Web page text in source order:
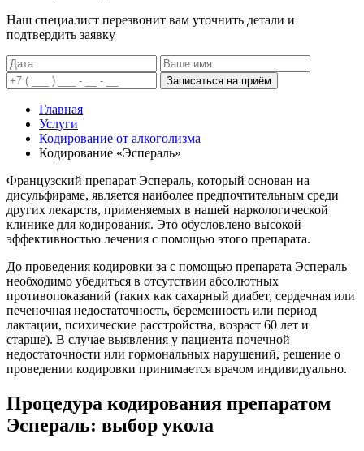
Наш специалист перезвонит вам уточнить детали и
подтвердить заявку
Записаться на приём
Главная
Услуги
Кодирование от алкоголизма
Кодирование «Эспераль»
Французский препарат Эспераль, который основан на
дисульфираме, является наиболее предпочтительным среди
других лекарств, применяемых в нашей наркологической
клинике для кодирования. Это обусловлено высокой
эффективностью лечения с помощью этого препарата.
До проведения кодировки за с помощью препарата Эспераль
необходимо убедиться в отсутствии абсолютных
противопоказаний (таких как сахарный диабет, сердечная или
печеночная недостаточность, беременность или период
лактации, психические расстройства, возраст 60 лет и
старше). В случае выявления у пациента почечной
недостаточности или гормональных нарушений, решение о
проведении кодировки принимается врачом индивидуально.
Процедура кодирования препаратом
Эспераль: выбор укола